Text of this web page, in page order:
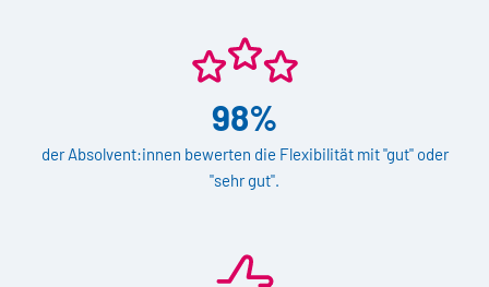
98%
der Absolvent:innen bewerten die Flexibilität mit "gut" oder
"sehr gut".